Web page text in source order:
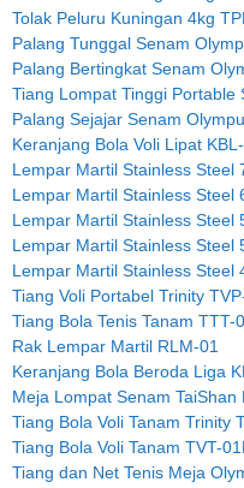
Tolak Peluru Kuningan 4kg
Palang Tunggal Senam
Palang Bertingkat Senam
Tiang Lompat Tinggi Portable
Palang Sejajar Senam
Keranjang Bola Voli Lipat
Lempar Martil Stainless Steel
Lempar Martil Stainless Steel
Lempar Martil Stainless Steel
Lempar Martil Stainless Steel
Lempar Martil Stainless Steel
Tiang Voli Portabel Trinity
Tiang Bola Tenis Tanam TTT-
Rak Lempar Martil RLM-01
Keranjang Bola Beroda Liga
Meja Lompat Senam TaiShan
Tiang Bola Voli Tanam Trinity
Tiang Bola Voli Tanam TVT-
Tiang dan Net Tenis Meja